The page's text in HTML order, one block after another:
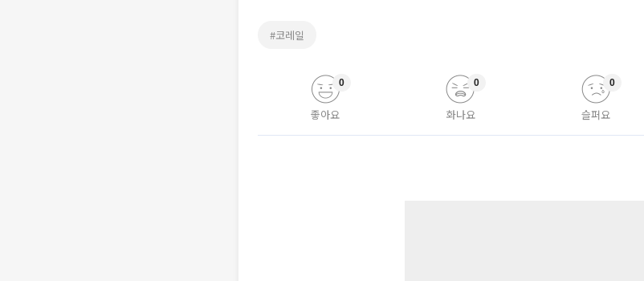
#코레일
좋아요
0
화나요
0
슬퍼요
0